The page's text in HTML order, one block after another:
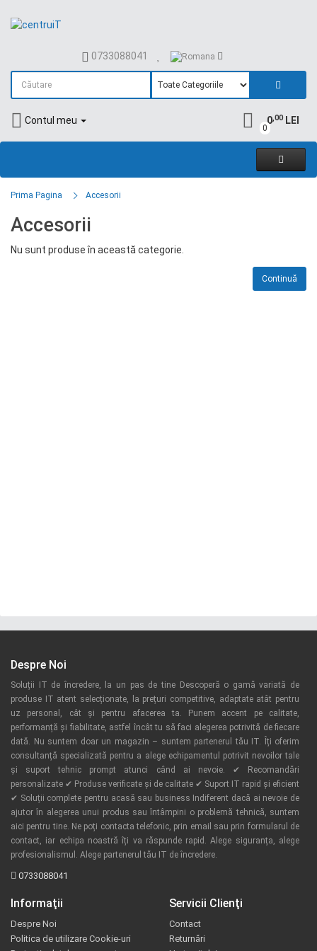
0733088041
Contul meu
0
0,00LEI
Prima Pagina Accesorii
Accesorii
Nu sunt produse în această categorie.
Continuă
Despre Noi
Soluții IT de încredere, la un pas de tine Descoperă o gamă variată de
produse IT atent selecționate, la prețuri competitive, adaptate atât pentru
uz personal, cât și pentru afacerea ta. Punem accent pe calitate,
performanță și fiabilitate, astfel încât tu să faci alegerea potrivită de fiecare
dată. Nu suntem doar un magazin – suntem partenerul tău IT. Îți oferim
consultanță specializată pentru a alege echipamentul potrivit nevoilor tale
și suport tehnic prompt atunci când ai nevoie. ✔ Recomandări
personalizate ✔ Produse verificate și de calitate ✔ Suport IT rapid și eficient
✔ Soluții complete pentru acasă sau business Indiferent dacă ai nevoie de
ajutor în alegerea unui produs sau întâmpini o problemă tehnică, suntem
aici pentru tine. Ne poți contacta telefonic, prin email sau prin formularul de
contact, iar echipa noastră îți va răspunde rapid. Alege siguranța, alege
profesionalismul. Alege partenerul tău IT de încredere.
0733088041
Informaţii
Despre Noi
Politica de utilizare Cookie-uri
Servicii Clienţi
Contact
Returnări